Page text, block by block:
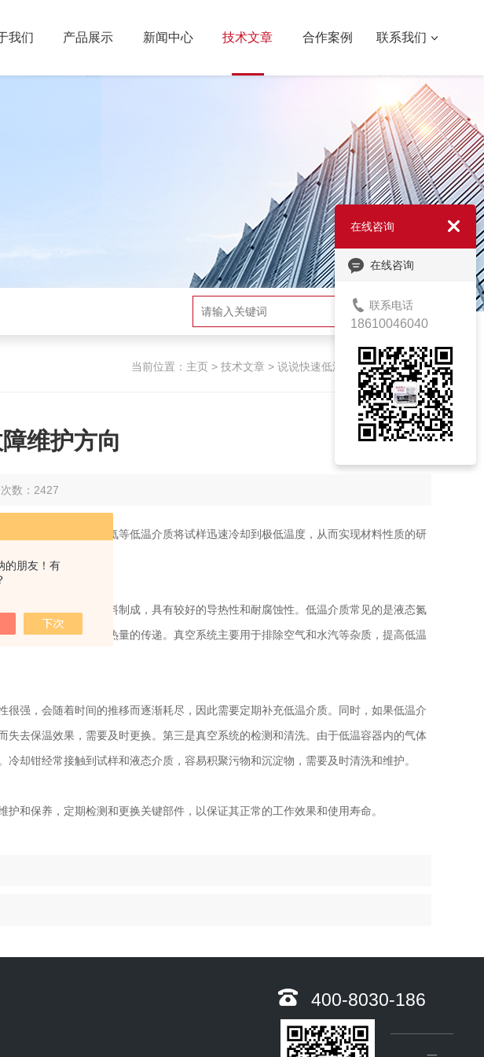
的朋友！有
我们 产品展示 新闻中心 技术文章 合作案例 联系我们
搜索
当前位置： 主页> 技术文章> 说说快速低温冷阱故障维护方向
维护方向
数：2427
原理是利用液态氮或液氦等低温介质将试样迅速冷却到极低温度，从而实现材料性质的研
用不锈钢或玻璃材料制成，具有较好的导热性和耐腐蚀性。低温介质常见的是液态氮
等，能够有效减少热量的传递。真空系统主要用于排除空气和水汽等杂质，提高低温
强，会随着时间的推移而逐渐耗尽，因此需要定期补充低温介质。同时，如果低温介
去保温效果，需要及时更换。第三是真空系统的检测和清洗。由于低温容器内的气体
却钳经常接触到试样和液态介质，容易积聚污物和沉淀物，需要及时清洗和维护。
保养，定期检测和更换关键部件，以保证其正常的工作效果和使用寿命。
400-8030-186
在线咨询
在线咨询
联系电话
18610046040